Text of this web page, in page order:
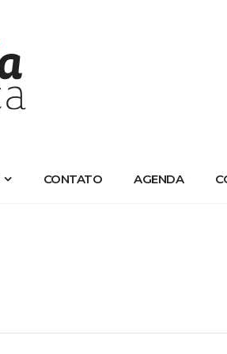
CONTATO AGENDA